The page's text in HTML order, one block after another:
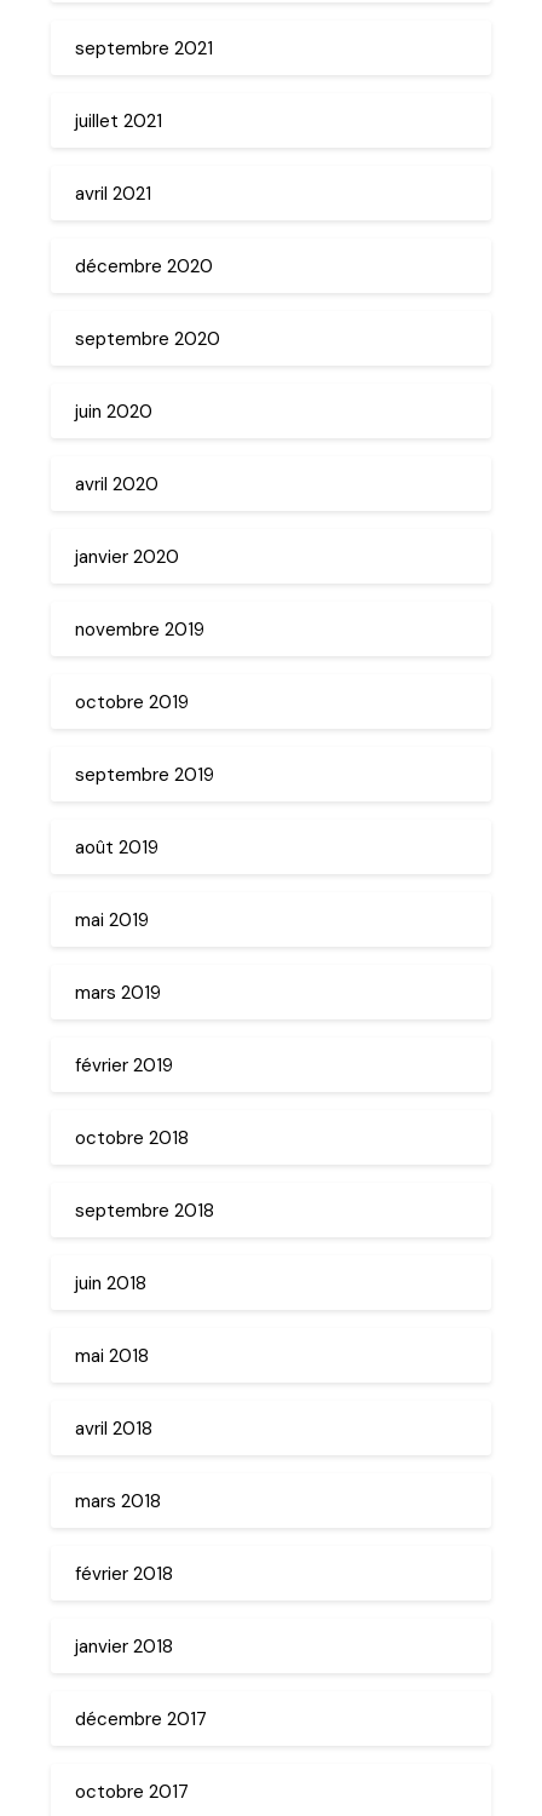
septembre 2021
juillet 2021
avril 2021
décembre 2020
septembre 2020
juin 2020
avril 2020
janvier 2020
novembre 2019
octobre 2019
septembre 2019
août 2019
mai 2019
mars 2019
février 2019
octobre 2018
septembre 2018
juin 2018
mai 2018
avril 2018
mars 2018
février 2018
janvier 2018
décembre 2017
octobre 2017